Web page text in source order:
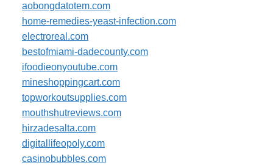
aobongdatotem.com
home-remedies-yeast-infection.com
electroreal.com
bestofmiami-dadecounty.com
ifoodieonyoutube.com
mineshoppingcart.com
topworkoutsupplies.com
mouthshutreviews.com
hirzadesalta.com
digitallifeopoly.com
casinobubbles.com